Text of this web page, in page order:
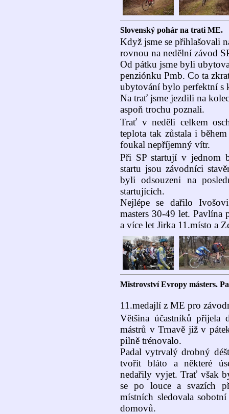
Slovenský pohár na trati ME.
Když jsme se přihlašovali
rovnou na nedělní závod
Od pátku jsme byli
penziónku Pmb. Co ta
ubytování bylo perfektní
Na trať jsme jezdili na
aspoň trochu poznali.
Trať v neděli celkem
teplota tak zůstala i
foukal nepříjemný vítr.
Při SP startují v jednom
startu jsou závodníci
byli odsouzeni na
startujících.
Nejlépe se dařilo
masters 30-49 let. Pavlína
a více let Jirka 11.místo a
Mistrovství Evropy másters.
11.medajlí z ME pro
Většina účastníků
mástrů v Trnavě již v
pilně trénovalo.
Padal vytrvalý drobný
tvořit bláto a některé
nedařily vyjet. Trať však
se po louce a svazích
místních sledovala
domovů.